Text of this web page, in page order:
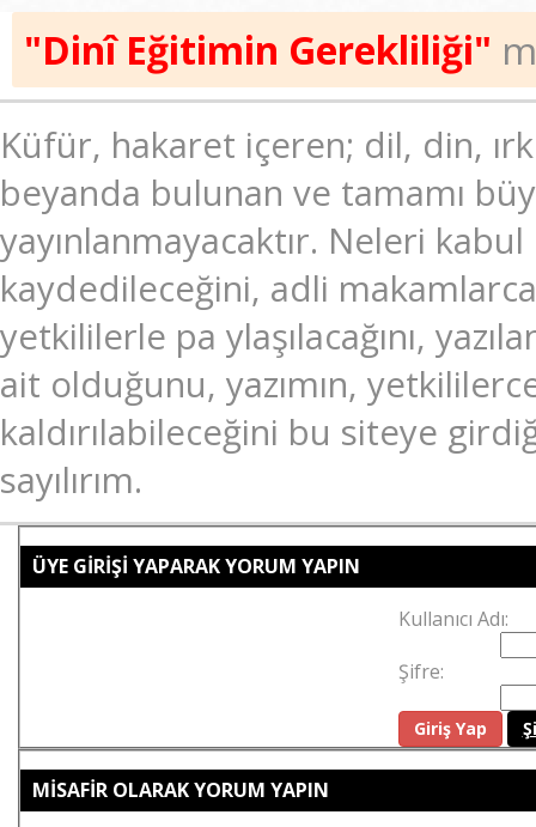
"Dinî Eğitimin Gerekliliği"
Küfür, hakaret içeren; dil, din, ırk
beyanda bulunan ve tamamı
yayınlanmayacaktır. Neleri
kaydedileceğini, adli
yetkililerle pa ylaşılacağını,
ait olduğunu, yazımın,
kaldırılabileceğini bu siteye
sayılırım.
ÜYE GİRİŞİ YAPARAK YORUM YAPIN
Kullanıcı Adı:
Şifre:
MİSAFİR OLARAK YORUM YAPIN